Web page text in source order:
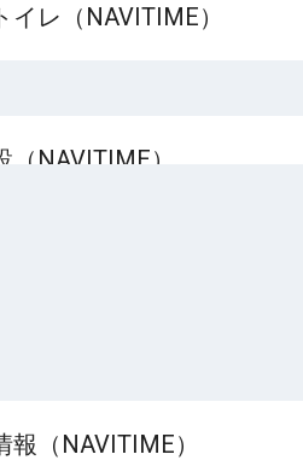
イレ（NAVITIME）
（NAVITIME）
報（NAVITIME）